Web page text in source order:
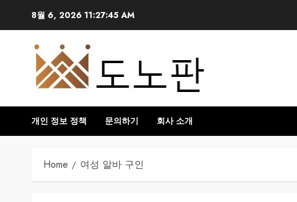
8월 6, 2026 11:27:45 AM
개인 정보 정책 문의하기 회사 소개
Home 여성 알바 구인